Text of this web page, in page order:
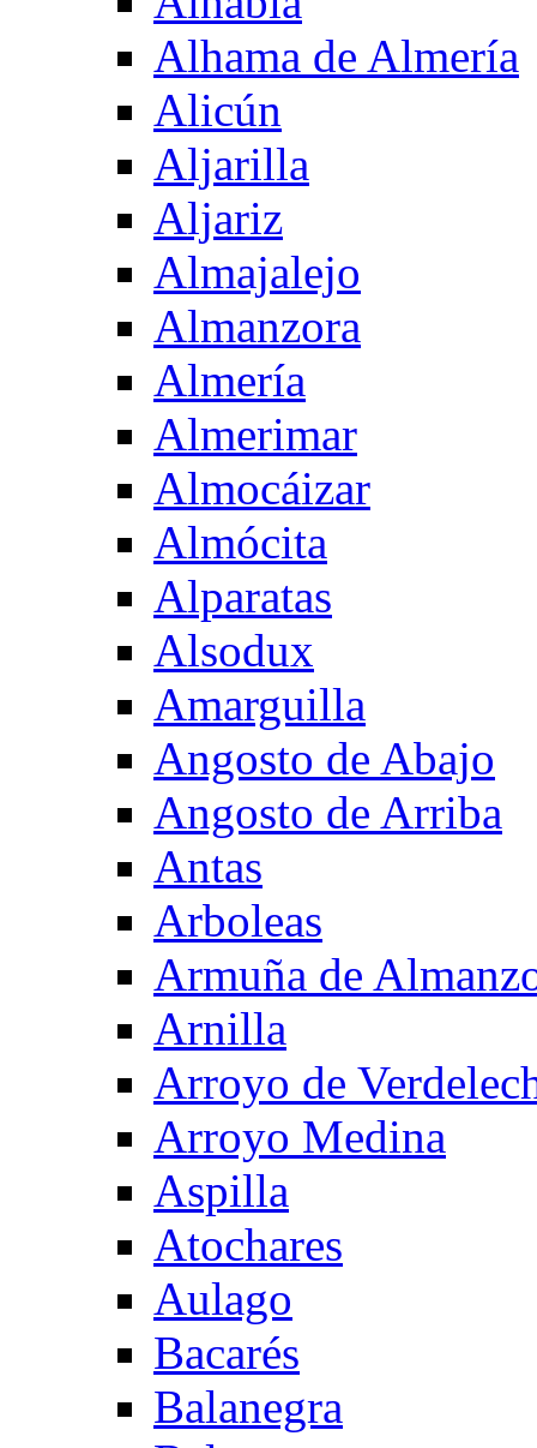
Alhama de Almería
Alicún
Aljarilla
Aljariz
Almajalejo
Almanzora
Almería
Almerimar
Almocáizar
Almócita
Alparatas
Alsodux
Amarguilla
Angosto de Abajo
Angosto de Arriba
Antas
Arboleas
Armuña de
Arnilla
Arroyo de
Arroyo Medina
Aspilla
Atochares
Aulago
Bacarés
Balanegra